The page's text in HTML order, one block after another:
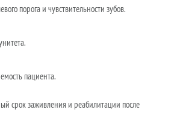
порога и чувствительности зубов.
пациента.
срок заживления и реабилитации после